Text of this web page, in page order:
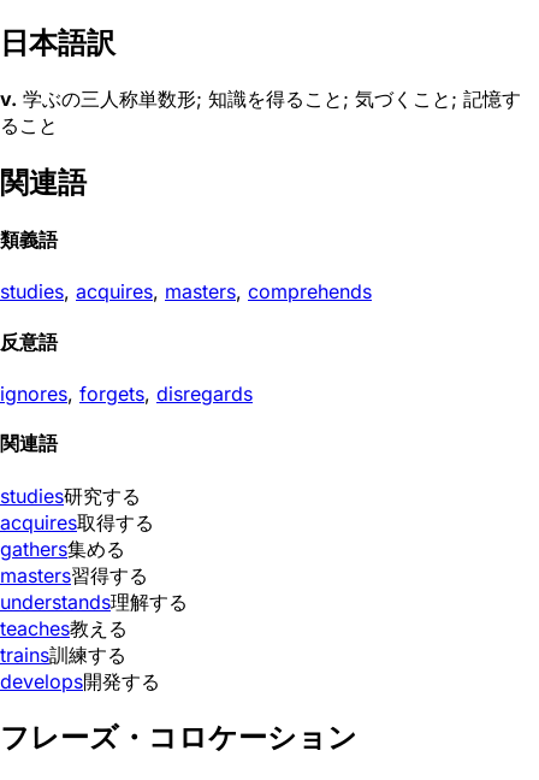
日本語訳
v. 学ぶの三人称単数形; 知識を得ること; 気づくこと; 記憶す
ること
関連語
類義語
studies, acquires, masters, comprehends
反意語
ignores, forgets, disregards
関連語
studies研究する
acquires取得する
gathers集める
masters習得する
understands理解する
teaches教える
trains訓練する
develops開発する
フレーズ・コロケーション